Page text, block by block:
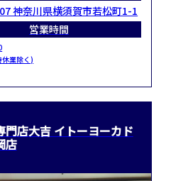
神奈川県横須賀市若松町1-1
営業時間
業除く)
門店大吉 イトーヨーカド
店